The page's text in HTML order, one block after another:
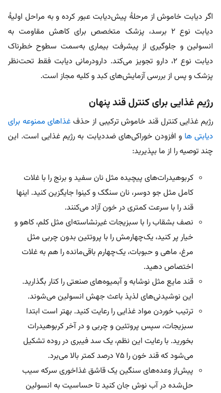
اگر دیابت خاموش از مرحلۀ پیش‌دیابت عبور کرده و به مراحل اولیۀ
دیابت نوع ۲ برسد، پزشک متخصص برای کاهش مقاومت به
انسولین و جلوگیری از پیشرفت بیماری به‌سمت سطوح خطرناک
دیابت نوع ۲، دارو تجویز می‌کند. دارودرمانی دیابت فقط تحت‌نظر
پزشک و پس از بررسی آزمایش‌های کبد و کلیه مجاز است.
رژیم غذایی برای کنترل قند پنهان
رژیم غذایی کنترل قند خاموش ترکیبی از حذف غذاهای ممنوعه برای
دیابتی ها و افزودن خوراکی‌های ضددیابت به رژیم غذایی است. این
چند توصیه را از ما بپذیرید:
کربوهیدرات‌های پیچیده مثل نان سفید و برنج را با غلات
کامل مثل جو دوسر، نان سنگک و کینوا جایگزین کنید. اینها
قند را با سرعت کمتری در خون آزاد می‌کنند.
نصف بشقاب را با سبزیجات غیرنشاسته‌ای مثل کلم، کاهو و
خیار پر کنید، یک‌چهارمش را با پروتئین بدون چربی مثل
مرغ، ماهی و حبوبات، یک‌چهارم باقی‌مانده را هم به غلات
اختصاص دهید.
قند مایع مثل نوشابه و آبمیوه‌های صنعتی را کنار بگذارید.
این نوشیدنی‌های لذیذ باعث جهش انسولین می‌شوند.
ترتیب خوردن مواد غذایی را رعایت کنید. بهتر است ابتدا
سبزیجات، سپس پروتئین و چربی و در آخر کربوهیدرات
بخورید. با رعایت این نظم، یک سد فیبری در روده تشکیل
می‌شود که قند خون را ۷۵ درصد کمتر بالا می‌برد.
پیش‌از وعده‌های سنگین یک قاشق غذاخوری سرکه سیب
حل‌شده در آب نوش جان کنید تا حساسیت به انسولین